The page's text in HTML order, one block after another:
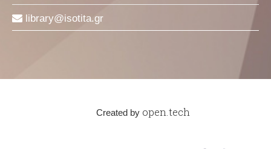
library isotita gr
Created by open.tech